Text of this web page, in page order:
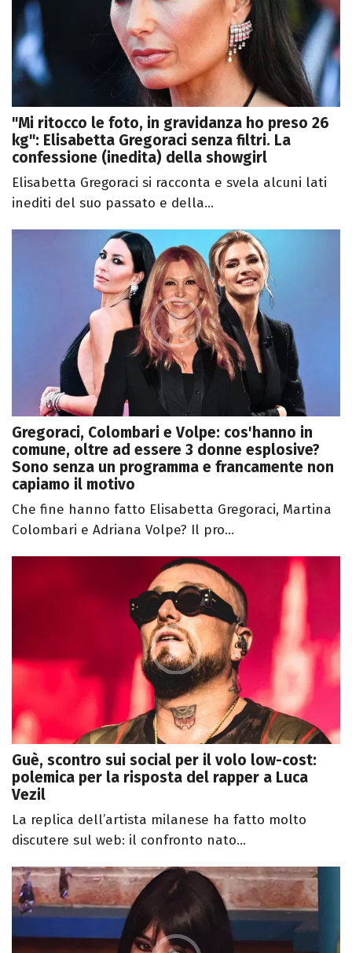
"Mi ritocco le foto, in gravidanza ho preso 26
kg": Elisabetta Gregoraci senza filtri. La
confessione (inedita) della showgirl
Elisabetta Gregoraci si racconta e svela alcuni lati
inediti del suo passato e della...
Gregoraci, Colombari e Volpe: cos'hanno in
comune, oltre ad essere 3 donne esplosive?
Sono senza un programma e francamente non
capiamo il motivo
Che fine hanno fatto Elisabetta Gregoraci, Martina
Colombari e Adriana Volpe? Il pro...
Guè, scontro sui social per il volo low-cost:
polemica per la risposta del rapper a Luca
Vezil
La replica dell’artista milanese ha fatto molto
discutere sul web: il confronto nato...